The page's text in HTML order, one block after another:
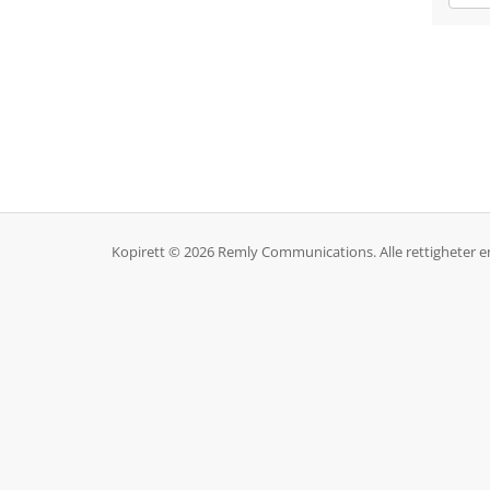
Kopirett © 2026 Remly Communications. Alle rettigheter